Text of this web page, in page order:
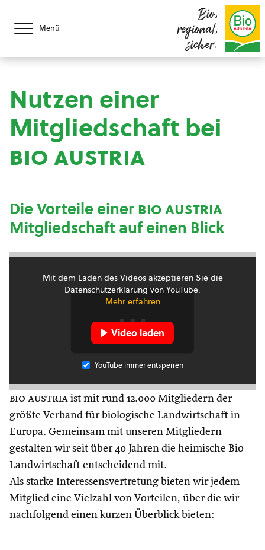
Menü
Bio,
regional,
sicher.
Nutzen einer
Mitgliedschaft bei
bio austria
Die Vorteile einerbio austria
Mitgliedschaft auf einen Blick
Mit dem Laden des Videos akzeptieren Sie die
Datenschutzerklärung von YouTube.
Mehr erfahren
Video laden
YouTube immer entsperren
bio austria ist mit rund 12.000 Mitgliedern der
größte Verband für biologische Landwirtschaft in
Europa. Gemeinsam mit unseren Mitgliedern
gestalten wir seit über 40 Jahren die heimische Bio-
Landwirtschaft entscheidend mit.
Als starke Interessensvertretung bieten wir jedem
Mitglied eine Vielzahl von Vorteilen, über die wir
nachfolgend einen kurzen Überblick bieten: